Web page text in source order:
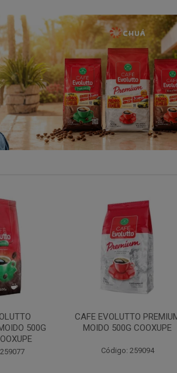
PREMIUM
COOXUPE
FILTRO REULT EVOLUTTO
103 30UN COOXUPE
Código: 207791